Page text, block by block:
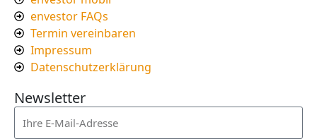
envestor FAQs
Termin vereinbaren
Impressum
Datenschutzerklärung
Newsletter